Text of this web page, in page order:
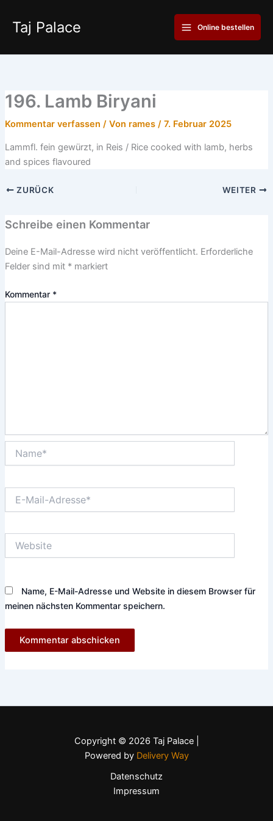
Inhalt
springen
Taj Palace
Main
Menu
Online bestellen
196. Lamb Biryani
Kommentar verfassen / Von rames / 7. Februar 2025
Lammfl. fein gewürzt, in Reis / Rice cooked with lamb, herbs
and spices flavoured
ZURÜCK WEITER
Schreibe einen Kommentar
Deine E-Mail-Adresse wird nicht veröffentlicht. Erforderliche
Felder sind mit *markiert
Kommentar *
Mail-
Name, E-Mail-Adresse und Website in diesem Browser für
meinen nächsten Kommentar speichern.
Copyright © 2026 Taj Palace |
Powered by Delivery Way
Datenschutz
Impressum